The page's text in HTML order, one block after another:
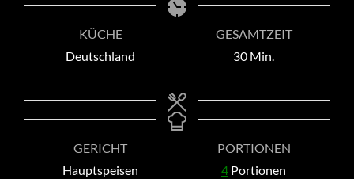
KÜCHE
Deutschland
GESAMTZEIT
30Minuten
Min.
GERICHT
Hauptspeisen
PORTIONEN
4 Portionen